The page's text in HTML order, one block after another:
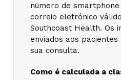
número de
correio eletrónico
Southcoast Health. Os
enviados aos
sua consulta.
Como é calculada a